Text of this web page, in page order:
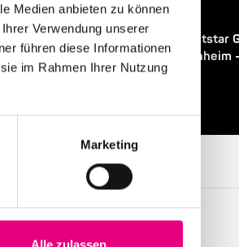
Medien anbieten zu können
Verwendung unserer
führen diese Informationen
im Rahmen Ihrer Nutzung
Marketing
24. April 2026
28. Enjoy Jazz Festival – Weltstar
Porter im Rosengarten Mannheim
Vorverkauf startet